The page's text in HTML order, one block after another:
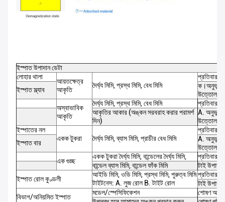
ইস্পাত উপাদান ডেটা
লোহার থালা
আয়তক্ষেত্র
আকৃতি
দৈর্ঘ্য মিমি, প্রস্থ মিমি, বেধ মিমি
প্রতিবার
ইস্পাত স্ল্যাব
উত্তোলন
অস্বাভাবিক
আকৃতি
দৈর্ঘ্যমিমি, প্রস্থ মিমি, বেধমিমি
প্রতিবার
আকৃতির আকার (অঙ্কন সরবরাহ করার পরামর্শ
দিন)
A.
উত্তোলন
ইস্পাতের নল
একক টুকরা
দৈর্ঘ্যমিমি, ব্যাসমিমি, প্রাচীর বেধ মিমি
প্রতিবার
ইস্পাত বার
A.
উত্তোলন
এক গুচ্ছ
একক টুকরা দৈর্ঘ্যমিমি, বান্ডেলের দৈর্ঘ্যমিমি,
প্রতিবার
বান্ডেল ব্যাসমিমি, বান্ডেল ফাঁক মিমি
টাই উপাদান
ইস্পাত রোল কুণ্ডলী
আইডিমিমি, ওডিমিমি, প্রস্থমিমি,পুরুত্বমিমি
টাইটনেস: A. লুজ রোল B. টাইট রোল
প্রতিবার
টাই উপাদান
বিভাগ/অনিয়মিত ইস্পাত
মডেল/স্পেসিফিকেশন
শোষণ